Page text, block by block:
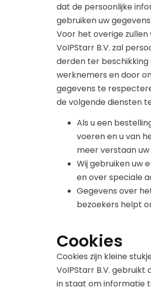
dat de persoonlijke
gebruiken uw
Voor het overige
VoIPStarr B.V. zal
derden ter beschikking
werknemers en door
gegevens te
de volgende diensten
Als u een
voeren en u van
meer verstaan
Wij gebruiken uw
en over speciale
Gegevens over
bezoekers helpt
Cookies
Cookies zijn kleine
VoIPStarr B.V.
in staat om informatie